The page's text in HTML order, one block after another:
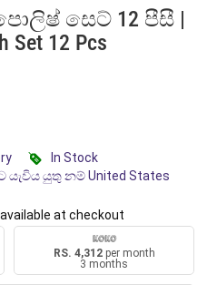
සෙට් 12 පීසී |
Set 12 Pcs
In Stock
යුතු නම් United States
at checkout
RS. 4,312per month
3 months